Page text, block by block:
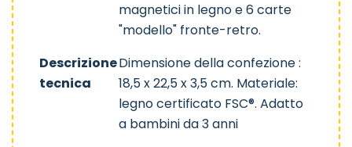
magnetici in legno e 6 carte
"modello" fronte-retro.
Descrizione
tecnica
Dimensione della confezione :
18,5 x 22,5 x 3,5 cm. Materiale:
legno certificato FSC®. Adatto
a bambini da 3 anni